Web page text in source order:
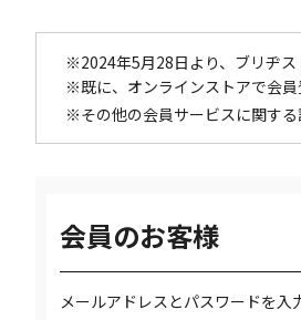
※2024年5月28日より、ブリヂス
※既に、オンラインストアで会員
※その他の会員サービスに関する
会員のお客様
メールアドレスとパスワードを入